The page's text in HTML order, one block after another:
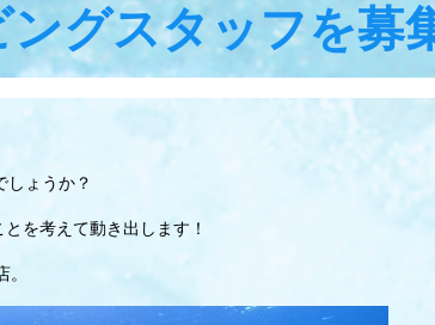
グスタッフを募
しょうか？
を考えて動き出します！